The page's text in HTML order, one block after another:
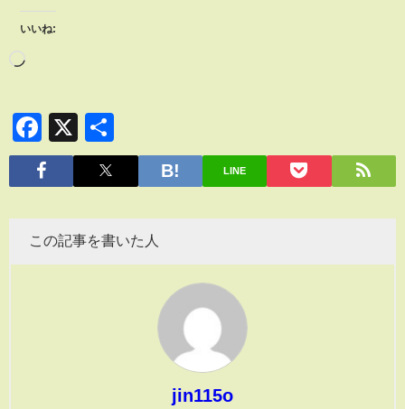
いいね:
Facebook
X
有
LINE
この記事を書いた人
jin115o